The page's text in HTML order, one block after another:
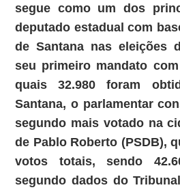
segue como um dos
deputado estadual com
de Santana nas eleições
seu primeiro mandato
quais 32.980 foram
Santana, o parlamentar
segundo mais votado na
de Pablo Roberto (PSDB),
votos totais, sendo
segundo dados do